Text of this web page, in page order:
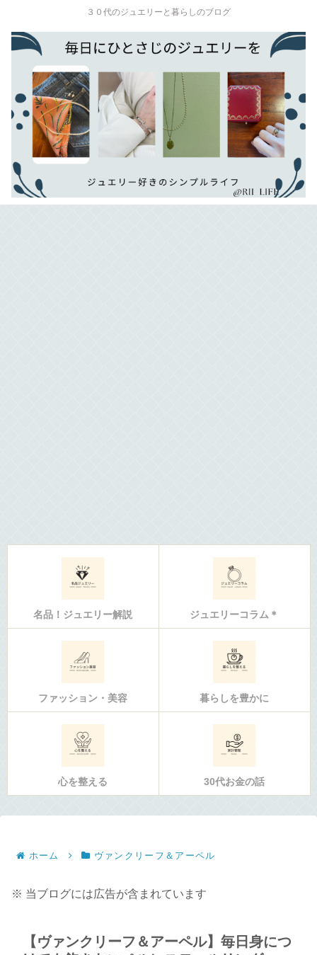
３０代のジュエリーと暮らしのブログ
名品！ジュエリー解説 ジュエリーコラム＊
ファッション・美容 暮らしを豊かに
心を整える 30代お金の話
ホーム ヴァンクリーフ＆アーペル
※ 当ブログには広告が含まれています
【ヴァンクリーフ＆アーペル】毎日身につ